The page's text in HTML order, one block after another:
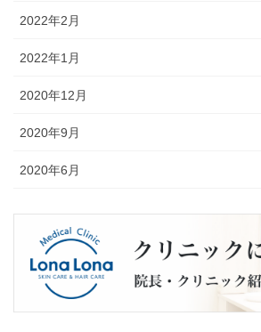
2022年2月
2022年1月
2020年12月
2020年9月
2020年6月